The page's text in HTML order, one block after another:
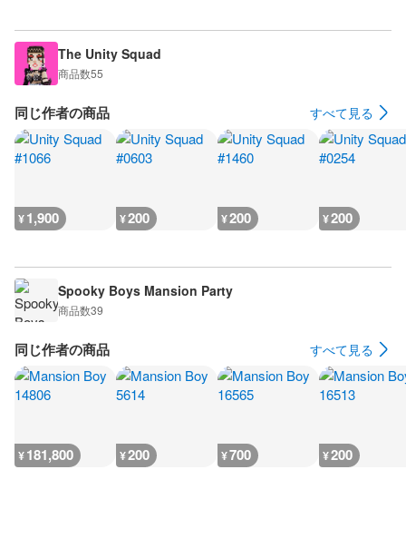
The Unity Squad
商品数55
同じ作者の商品 すべて見る
¥1,900 ¥200 ¥200 ¥200
Spooky Boys Mansion Party
商品数39
同じ作者の商品 すべて見る
¥181,800 ¥200 ¥700 ¥200